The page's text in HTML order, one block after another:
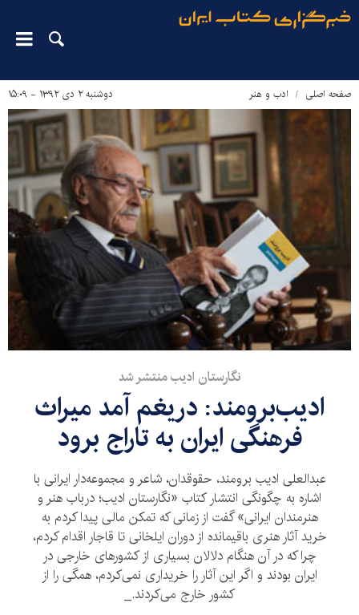
صفحه اصلی ادب و هنر دوشنبه ۲ دی ۱۳۹۲ - ۱۵:۰۹
نگارستان ادیب منتشر شد
ادیب‌برومند: دریغم آمد میراث
فرهنگی ایران به تاراج برود
عبدالعلی ادیب برومند، حقوقدان، شاعر و مجموعه‌دار ایرانی با
اشاره به چگونگی انتشار کتاب «نگارستان ادیب؛ درباب هنر و
هنرمندان ایرانی» گفت از زمانی که تمکن مالی پیدا کردم به
خرید آثار هنری باقیمانده از دوران ایلخانی تا قاجار اقدام کردم،
چرا که در آن هنگام دلالان بسیاری از کشورهای خارجی در
ایران بودند و اگر این آثار را خریداری نمی‌کردم، همگی را از
کشور خارج می‌کردند._